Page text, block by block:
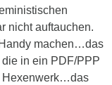
nicht auftauchen.
machen…das
in ein PDF/PPP
Hexenwerk…das